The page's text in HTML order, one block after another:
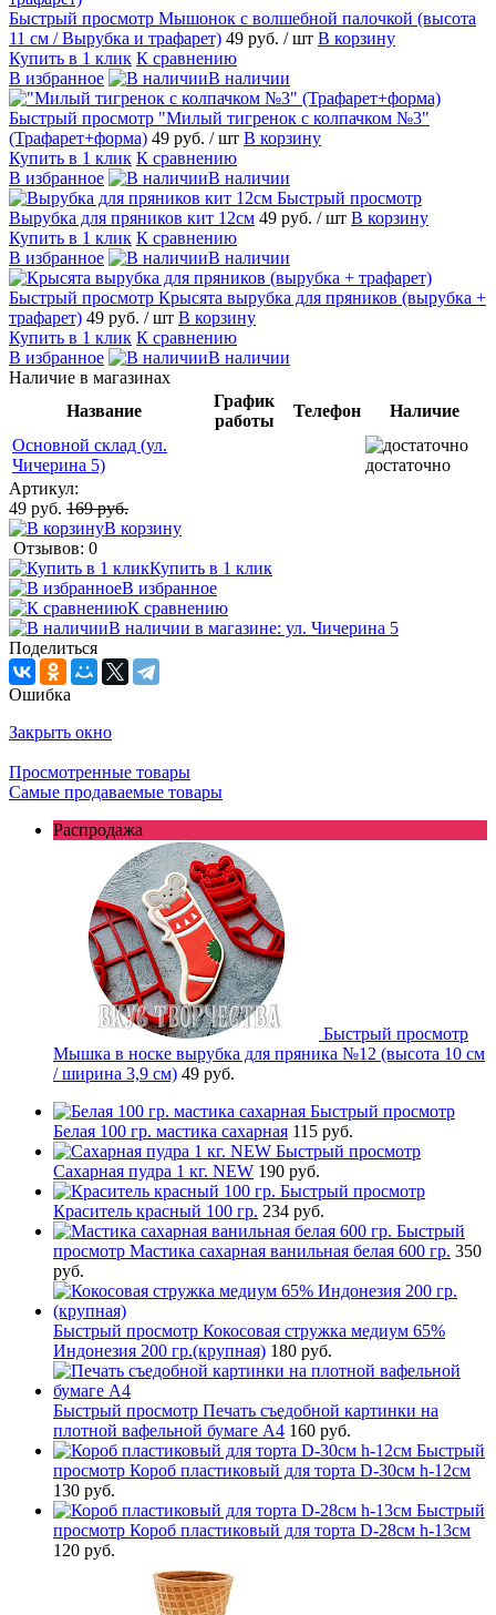
Быстрый просмотр Мышонок с волшебной палочкой (высота
11 см / Вырубка и трафарет) 49 руб. / шт В корзину
Купить в 1 клик К сравнению
В избранное
В наличии
Быстрый просмотр "Милый тигренок с колпачком №3"
(Трафарет+форма) 49 руб. / шт В корзину
Купить в 1 клик К сравнению
В избранное
В наличии
Быстрый просмотр
Вырубка для пряников кит 12см 49 руб. / шт В корзину
Купить в 1 клик К сравнению
В избранное
В наличии
Быстрый просмотр Крысята вырубка для пряников (вырубка +
трафарет) 49 руб. / шт В корзину
Купить в 1 клик К сравнению
В избранное
В наличии
Наличие в магазинах
Название
График
работы
Телефон
Наличие
Основной склад (ул.
Чичерина 5)
достаточно
Артикул:
49 руб. 169 руб.
В корзину
Отзывов: 0
Купить в 1 клик
В избранное
К сравнению
В наличии в магазине: ул. Чичерина 5
Поделиться
Ошибка
Закрыть окно
Просмотренные товары
Самые продаваемые товары
Распродажа
Быстрый просмотр
Мышка в носке вырубка для пряника №12 (высота 10 см
/ ширина 3,9 см) 49 руб.
Быстрый просмотр
Белая 100 гр. мастика сахарная 115 руб.
Быстрый просмотр
Сахарная пудра 1 кг. NEW 190 руб.
Быстрый просмотр
Краситель красный 100 гр. 234 руб.
Быстрый
просмотр Мастика сахарная ванильная белая 600 гр. 350
руб.
Быстрый просмотр Кокосовая стружка медиум 65%
Индонезия 200 гр.(крупная) 180 руб.
Быстрый просмотр Печать съедобной картинки на
плотной вафельной бумаге А4 160 руб.
Быстрый
просмотр Короб пластиковый для торта D-30см h-12см
130 руб.
Быстрый
просмотр Короб пластиковый для торта D-28см h-13см
120 руб.